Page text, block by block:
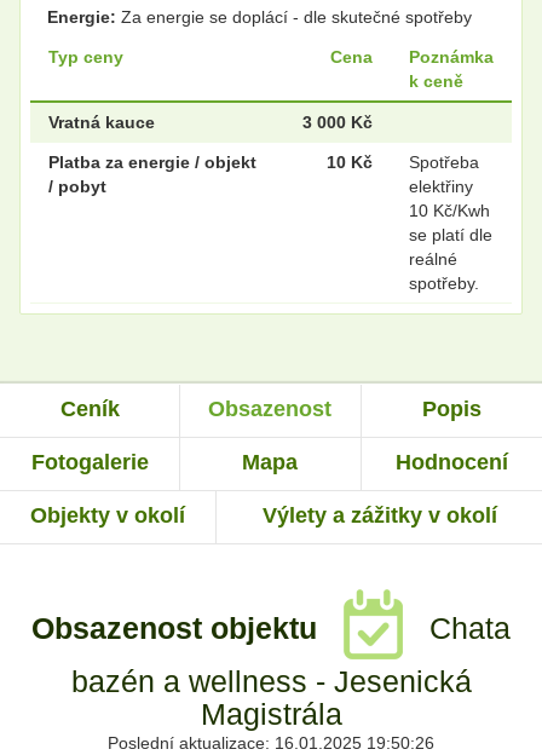
Energie: Za energie se doplácí - dle skutečné spotřeby
Typ ceny Cena
Poznámka
k ceně
Vratná kauce 3 000 Kč
Platba za energie / objekt
/ pobyt
10 Kč
Spotřeba
elektřiny
10 Kč/Kwh
se platí dle
reálné
spotřeby.
Ceník Obsazenost Popis
Fotogalerie Mapa Hodnocení
Objekty v okolí Výlety a zážitky v okolí
Obsazenost objektu
Chata
bazén a wellness - Jesenická
Magistrála
Poslední aktualizace: 16.01.2025 19:50:26